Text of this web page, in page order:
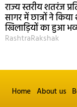
राज्य स्तरीय शतरंज
सागर में छात्रों ने किया
खिलाड़ियों का हुआ
RashtraRakshak
Home About us